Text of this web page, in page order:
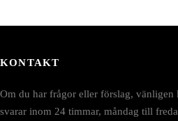
KONTAKT
Om du har frågor eller förslag, vänligen
svarar inom 24 timmar, måndag till